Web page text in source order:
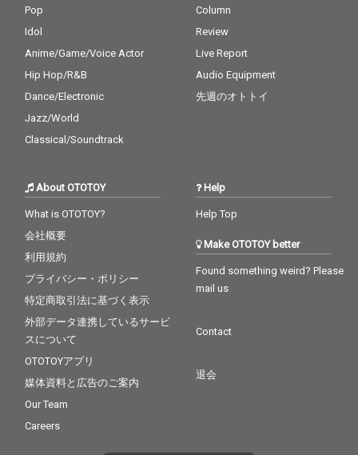
Pop
Idol
Anime/Game/Voice Actor
Hip Hop/R&B
Dance/Electronic
Jazz/World
Classical/Soundtrack
Column
Review
Live Report
Audio Equipment
先週のオトトイ
About OTOTOY
What is OTOTOY?
会社概要
利用規約
プライバシー・ポリシー
特定商取引法に基づく表示
外部データ連携しているサービ
スについて
OTOTOYアプリ
媒体資料と広告のご案内
Our Team
Careers
Help
Help Top
Make OTOTOY better
Found something weird? Please
mail us
Contact
退会